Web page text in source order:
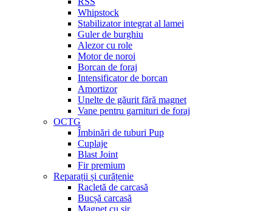
Whipstock
Stabilizator integrat al lamei
Guler de burghiu
Alezor cu role
Motor de noroi
Borcan de foraj
Intensificator de borcan
Amortizor
Unelte de găurit fără magnet
Vane pentru garnituri de foraj
OCTG
Îmbinări de tuburi Pup
Cuplaje
Blast Joint
Fir premium
Reparații și curățenie
Racletă de carcasă
Bucșă carcasă
Magnet cu șir